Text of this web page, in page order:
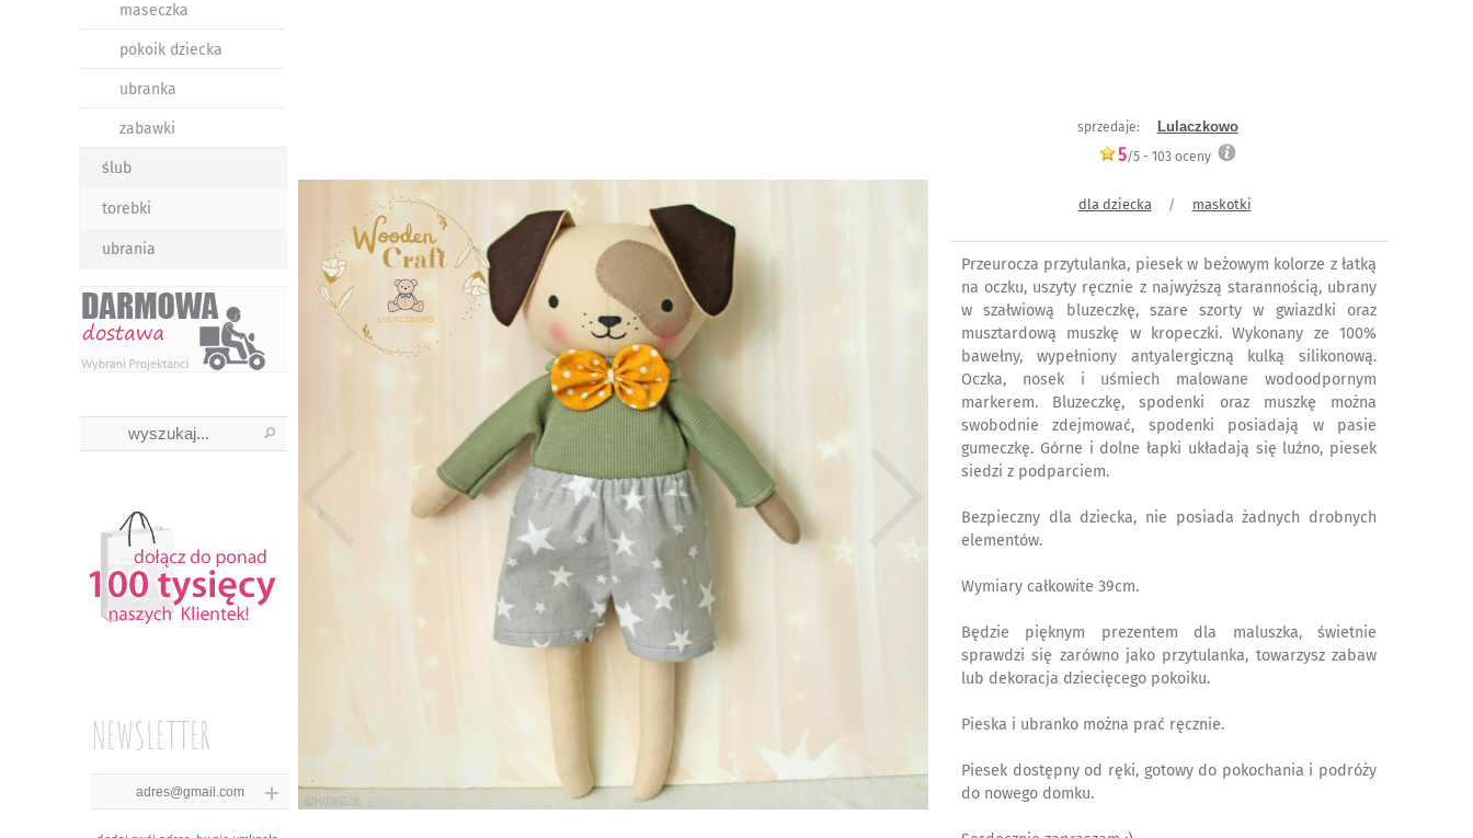
maseczka
pokoik dziecka
ubranka
zabawki
ślub
torebki
ubrania
NEWSLETTER
sprzedaje: Lulaczkowo
5/5 - 103 oceny
dla dziecka / maskotki
Przeurocza przytulanka, piesek w beżowym kolorze z łatką
na oczku, uszyty ręcznie z najwyższą starannością, ubrany
w szałwiową bluzeczkę, szare szorty w gwiazdki oraz
musztardową muszkę w kropeczki. Wykonany ze 100%
bawełny, wypełniony antyalergiczną kulką silikonową.
Oczka, nosek i uśmiech malowane wodoodpornym
markerem. Bluzeczkę, spodenki oraz muszkę można
swobodnie zdejmować, spodenki posiadają w pasie
gumeczkę. Górne i dolne łapki układają się luźno, piesek
siedzi z podparciem.
Bezpieczny dla dziecka, nie posiada żadnych drobnych
elementów.
Wymiary całkowite 39cm.
Będzie pięknym prezentem dla maluszka, świetnie
sprawdzi się zarówno jako przytulanka, towarzysz zabaw
lub dekoracja dziecięcego pokoiku.
Pieska i ubranko można prać ręcznie.
Piesek dostępny od ręki, gotowy do pokochania i podróży
do nowego domku.